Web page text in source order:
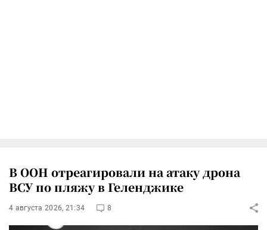
В ООН отреагировали на атаку дрона
ВСУ по пляжу в Геленджике
4 августа 2026, 21:34 8